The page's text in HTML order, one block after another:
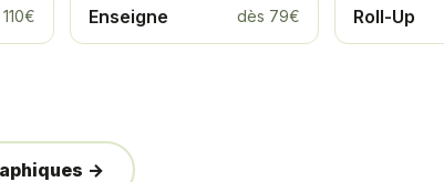
Enseigne dès 79€ Roll-Up
→